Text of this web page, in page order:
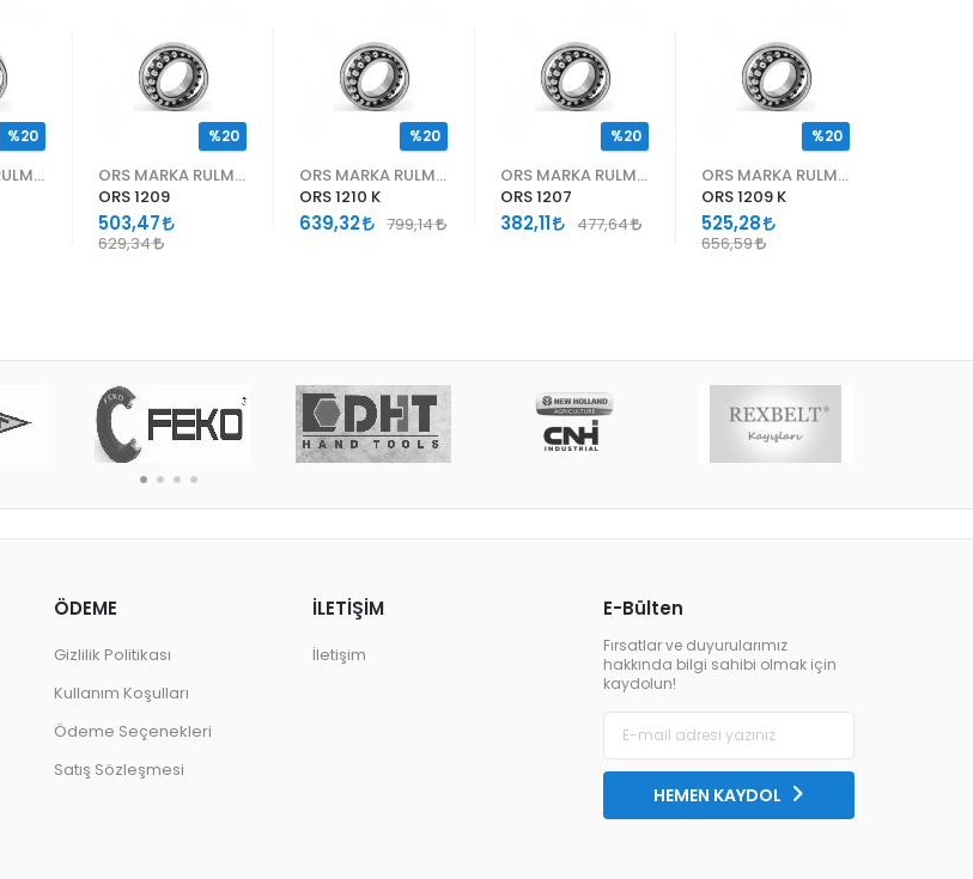
%20
ORS 1209
503,47
629,34
%20
ORS 1210 K
639,32 799,14
%20
ORS 1207
382,11 477,64
%20
ORS 1209 K
525,28
656,59
%20
E-Bülten
Fırsatlar ve duyurularımız
hakkında bilgi sahibi olmak için
kaydolun!
HEMEN KAYDOL
ÖDEME
Gizlilik Politikası
Kullanım Koşulları
Ödeme Seçenekleri
Satış Sözleşmesi
İLETİŞİM
İletişim